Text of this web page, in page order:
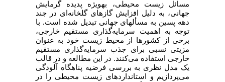
مسائل زیست محیطی، ­به­ویژه پدیده گرمایش
جهانی، به دلیل افزایش گازهای گلخانهای در چند
دهه پسین به مسأله­ای جهانی تبدیل شده است. با
توجه به اهمیت سرمایه‌گذاری مستقیم خارجی،
برخی از کشورها از محیط زیست خود به عنوان
مزیتی نسبی برای جذب سرمایه‌گذاری مستقیم
خارجی استفاده می‌کنند. در این مطالعه و در قالب
یک مدل نظری به بررسی فرضیه پناهگاه آلودگی
می‌پردازیم و استاندارد‌های زیست محیطی را در